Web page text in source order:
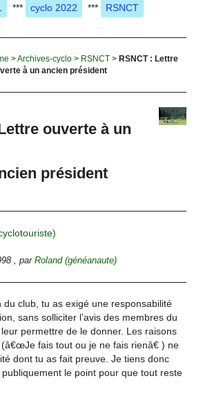
*** cyclo 2022 *** RSNCT
>Archives-cyclo > RSNCT > RSNCT : Lettre
à un ancien président
ouverte à un
président
,parRoland (généanaute)
du club, tu as exigé une responsabilité
sans solliciter l’avis des membres du
permettre de le donner. Les raisons
fais tout ou je ne fais rienâ€ ) ne
dont tu as fait preuve. Je tiens donc
le point pour que tout reste